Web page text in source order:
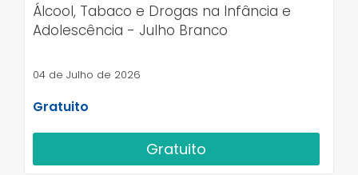
Álcool, Tabaco e Drogas na Infância e
Adolescência - Julho Branco
04 de Julho de 2026
Gratuito
Gratuito